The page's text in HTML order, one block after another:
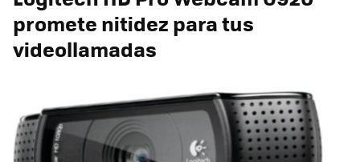
promete nitidez para tus
videollamadas